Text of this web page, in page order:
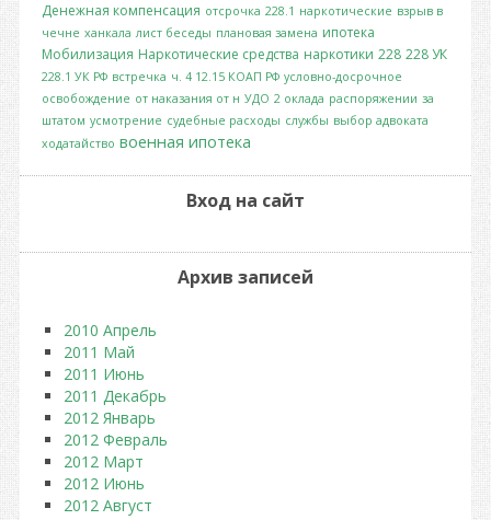
Денежная компенсация отсрочка 228.1 наркотические взрыв в
чечне ханкала лист беседы плановая замена ипотека
Мобилизация Наркотические средства наркотики 228 228 УК
228.1 УК РФ встречка ч. 4 12.15 КОАП РФ условно-досрочное
освобождение от наказания от н УДО 2 оклада распоряжении за
штатом усмотрение судебные расходы службы выбор адвоката
ходатайство военная ипотека
Вход на сайт
Архив записей
2010 Апрель
2011 Май
2011 Июнь
2011 Декабрь
2012 Январь
2012 Февраль
2012 Март
2012 Июнь
2012 Август